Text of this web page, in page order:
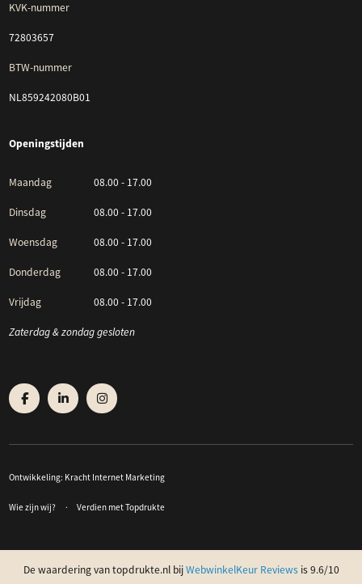
KVK-nummer
72803657
BTW-nummer
NL859242080B01
Openingstijden
Maandag 08.00 - 17.00
Dinsdag 08.00 - 17.00
Woensdag 08.00 - 17.00
Donderdag 08.00 - 17.00
Vrijdag 08.00 - 17.00
Zaterdag & zondag gesloten
Ontwikkeling: Kracht Internet Marketing
Wie zijn wij? Verdien met Topdrukte
De waardering van topdrukte.nl bijWebwinkelKeur Reviewsis 9.6/10